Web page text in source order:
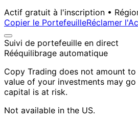
Actif gratuit à l'inscription •
Copier le PortefeuilleRéclamer
Suivi de portefeuille en direct
Rééquilibrage automatique
Copy Trading does not amount
value of your investments may
capital is at risk.
Not available in the US.